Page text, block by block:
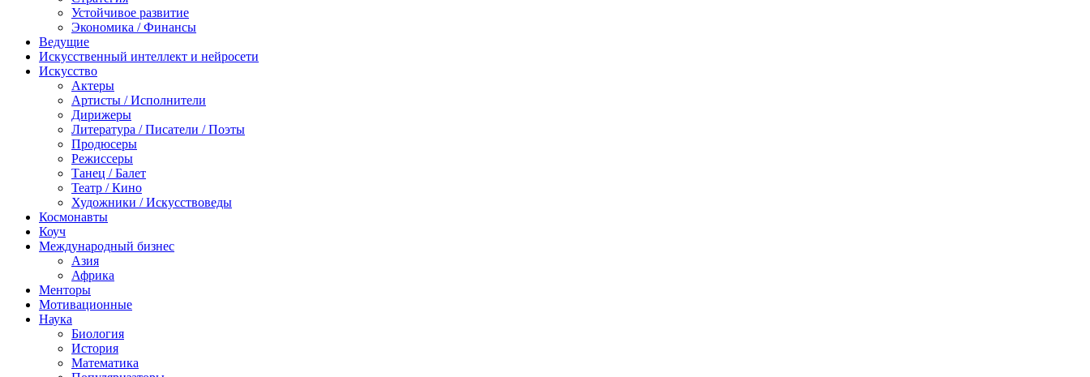
Устойчивое развитие
Экономика / Финансы
Ведущие
Искусственный интеллект и нейросети
Искусство
Актеры
Артисты / Исполнители
Дирижеры
Литература / Писатели / Поэты
Продюсеры
Режиссеры
Танец / Балет
Театр / Кино
Художники / Искусствоведы
Космонавты
Коуч
Международный бизнес
Азия
Африка
Менторы
Мотивационные
Наука
Биология
История
Математика